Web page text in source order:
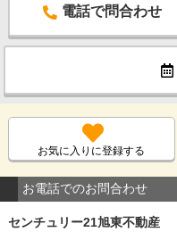
電話で問合わせ
お気に入りに登録する
お電話でのお問合わせ
センチュリー21旭東不動産